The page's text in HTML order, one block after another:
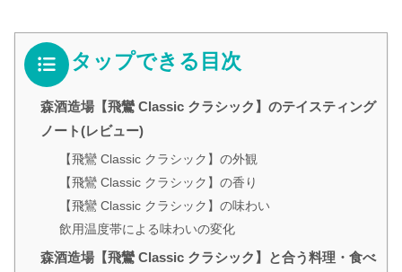
タップできる目次
森酒造場【飛鸞 Classic クラシック】のテイスティング
ノート(レビュー)
【飛鸞 Classic クラシック】の外観
【飛鸞 Classic クラシック】の香り
【飛鸞 Classic クラシック】の味わい
飲用温度帯による味わいの変化
森酒造場【飛鸞 Classic クラシック】と合う料理・食べ